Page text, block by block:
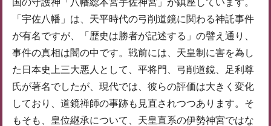
「宇佐八幡」は、天平時代の弓削道鏡に関わる神託事件
が有名ですが、「歴史は勝者が記述する」の譬え通り、
事件の真相は闇の中です。戦前には、天皇制に害を為し
た日本史上三大悪人として、平将門、弓削道鏡、足利尊
氏が著名でしたが、現代では、彼らの評価は大きく変化
しており、道鏡禅師の事跡も見直されつつあります。そ
もそも、皇位継承について、天皇直系の伊勢神宮ではな